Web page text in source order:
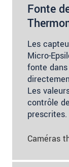
Fonte
Les
Micro-
fonte
Les
contrôle
prescrites.
Caméras